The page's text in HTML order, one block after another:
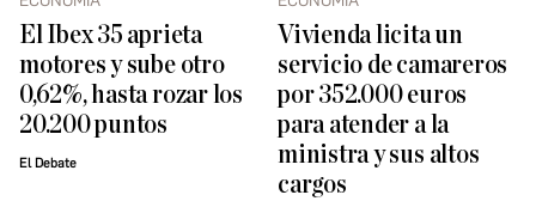
El Ibex 35 aprieta
motores y sube otro
0,62%, hasta rozar los
20.200 puntos
El Debate
Vivienda licita un
servicio de camareros
por 352.000 euros
para atender a la
ministra y sus altos
cargos